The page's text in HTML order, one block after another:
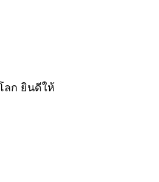
ลก ยินดีให้